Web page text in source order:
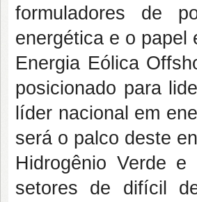
formuladores de
energética e o papel
Energia Eólica
posicionado para
líder nacional em
será o palco deste
Hidrogênio Verde e
setores de difícil